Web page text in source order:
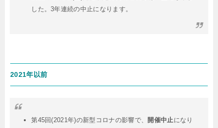
した。3年連続の中止になります。
2021年以前
第45回(2021年)の新型コロナの影響で、 開催中止 になり